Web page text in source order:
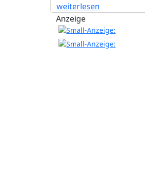
weiterlesen
Anzeige